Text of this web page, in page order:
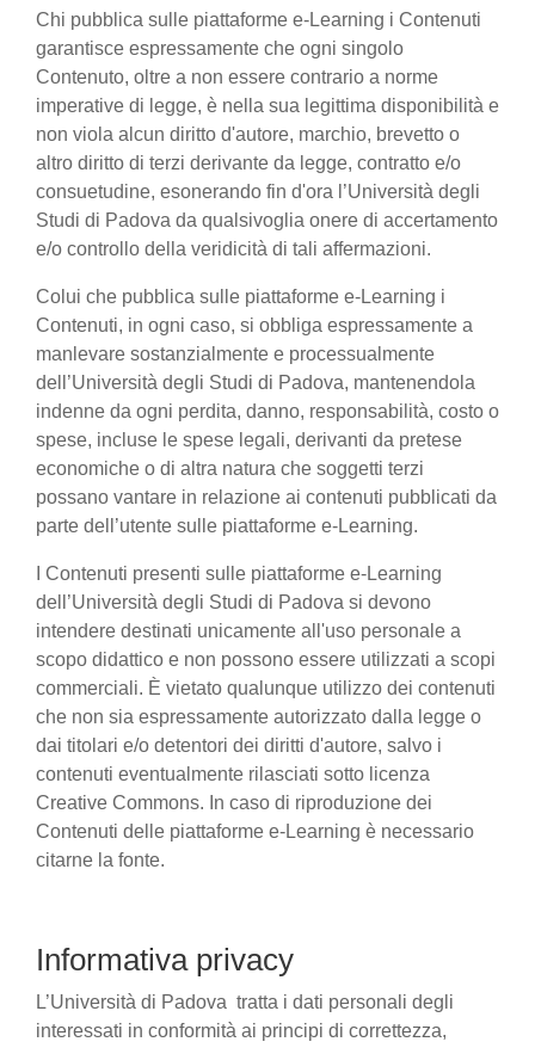
Chi pubblica sulle piattaforme e-Learning i Contenuti
garantisce espressamente che ogni singolo
Contenuto, oltre a non essere contrario a norme
imperative di legge, è nella sua legittima disponibilità e
non viola alcun diritto d'autore, marchio, brevetto o
altro diritto di terzi derivante da legge, contratto e/o
consuetudine, esonerando fin d'ora l’Università degli
Studi di Padova da qualsivoglia onere di accertamento
e/o controllo della veridicità di tali affermazioni.
Colui che pubblica sulle piattaforme e-Learning i
Contenuti, in ogni caso, si obbliga espressamente a
manlevare sostanzialmente e processualmente
dell’Università degli Studi di Padova, mantenendola
indenne da ogni perdita, danno, responsabilità, costo o
spese, incluse le spese legali, derivanti da pretese
economiche o di altra natura che soggetti terzi
possano vantare in relazione ai contenuti pubblicati da
parte dell’utente sulle piattaforme e-Learning.
I Contenuti presenti sulle piattaforme e-Learning
dell’Università degli Studi di Padova si devono
intendere destinati unicamente all'uso personale a
scopo didattico e non possono essere utilizzati a scopi
commerciali. È vietato qualunque utilizzo dei contenuti
che non sia espressamente autorizzato dalla legge o
dai titolari e/o detentori dei diritti d'autore, salvo i
contenuti eventualmente rilasciati sotto licenza
Creative Commons. In caso di riproduzione dei
Contenuti delle piattaforme e-Learning è necessario
citarne la fonte.
Informativa privacy
L’Università di Padova tratta i dati personali degli
interessati in conformità ai principi di correttezza,